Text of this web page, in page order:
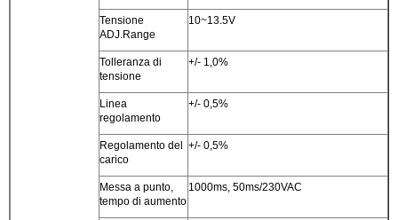
Tensione
ADJ.Range
10~13.5V
Tolleranza di
tensione
+/- 1,0%
Linea
regolamento
+/- 0,5%
Regolamento del
carico
+/- 0,5%
Messa a punto,
tempo di aumento
1000ms, 50ms/230VAC